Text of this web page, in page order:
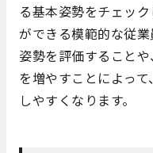
る基本姿勢をチェッ
ができる模範的な従
姿勢を評価すること
を増やすことによっ
しやすくなります。